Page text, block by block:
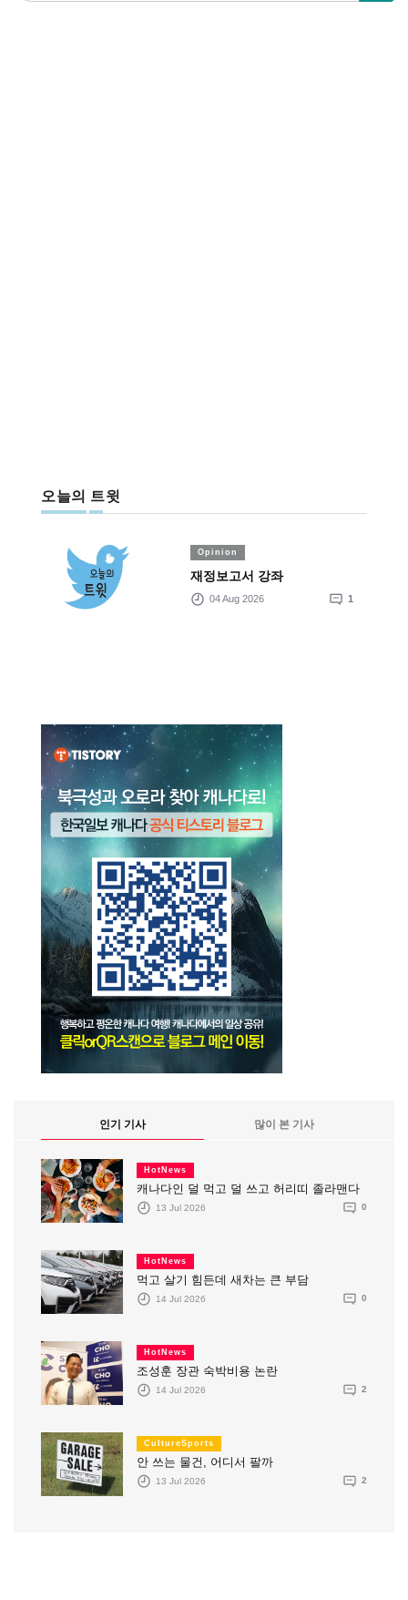
오늘의 트윗
Opinion
재정보고서 강좌
04 Aug 2026 1
인기 기사 많이 본 기사
HotNews
캐나다인 덜 먹고 덜 쓰고 허리띠 졸라맨다
13 Jul 2026 0
HotNews
먹고 살기 힘든데 새차는 큰 부담
14 Jul 2026 0
HotNews
조성훈 장관 숙박비용 논란
14 Jul 2026 2
CultureSports
안 쓰는 물건, 어디서 팔까
13 Jul 2026 2